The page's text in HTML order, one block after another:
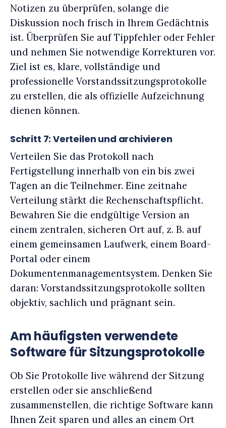
Notizen zu überprüfen, solange die
Diskussion noch frisch in Ihrem Gedächtnis
ist. Überprüfen Sie auf Tippfehler oder Fehler
und nehmen Sie notwendige Korrekturen vor.
Ziel ist es, klare, vollständige und
professionelle Vorstandssitzungsprotokolle
zu erstellen, die als offizielle Aufzeichnung
dienen können.
Schritt 7: Verteilen und archivieren
Verteilen Sie das Protokoll nach
Fertigstellung innerhalb von ein bis zwei
Tagen an die Teilnehmer. Eine zeitnahe
Verteilung stärkt die Rechenschaftspflicht.
Bewahren Sie die endgültige Version an
einem zentralen, sicheren Ort auf, z. B. auf
einem gemeinsamen Laufwerk, einem Board-
Portal oder einem
Dokumentenmanagementsystem. Denken Sie
daran: Vorstandssitzungsprotokolle sollten
objektiv, sachlich und prägnant sein.
Am häufigsten verwendete
Software für Sitzungsprotokolle
Ob Sie Protokolle live während der Sitzung
erstellen oder sie anschließend
zusammenstellen, die richtige Software kann
Ihnen Zeit sparen und alles an einem Ort